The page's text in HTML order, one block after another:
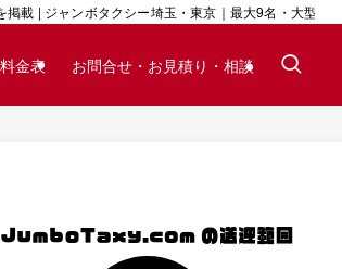
載 | ジャンボタクシー埼玉・東京｜最大9名・大型荷物
金表 お問合せ・お見積り・相談